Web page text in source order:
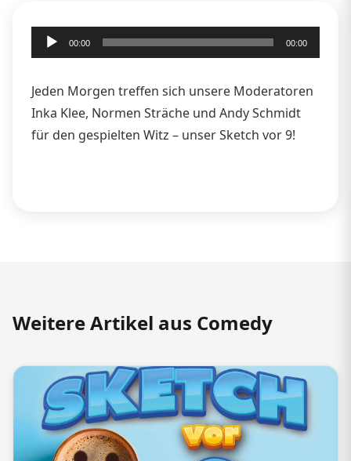
Audio-
Player
00:00 00:00
Jeden Morgen treffen sich unsere Moderatoren
Inka Klee, Normen Sträche und Andy Schmidt
für den gespielten Witz – unser Sketch vor 9!
Weitere Artikel aus Comedy